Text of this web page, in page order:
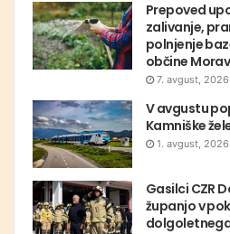
Prepoved
zalivanje,
polnjenje
občine
7. avgust, 2026
V avgustu
Kamniške
1. avgust, 2026
Gasilci CZR
županjo v